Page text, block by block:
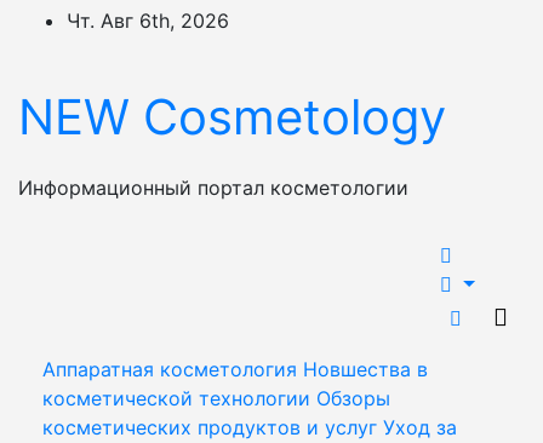
ПерейтиЧт. Авг 6th, 2026
NEW Cosmetology
Информационный портал косметологии
Аппаратная косметология Новшества в
косметической технологии Обзоры
косметических продуктов и услуг Уход за